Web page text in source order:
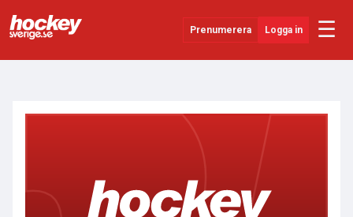
Prenumerera Logga in ☰